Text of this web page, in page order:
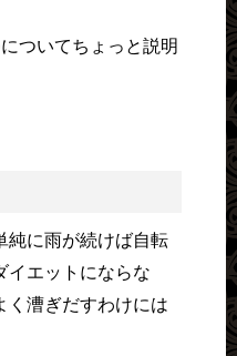
ついてちょっと説明
純に雨が続けば自転
イエットにならな
く漕ぎだすわけには